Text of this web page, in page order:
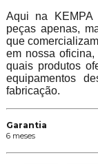
Aqui na KEMPA
peças apenas,
que
em nossa
quais produtos
equipamentos
fabricação.
Garantia
6 meses